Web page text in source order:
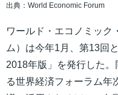
出典：World Economic Forum
ワールド・エコノミック
ム）は今年1月、第13回
2018年版」を発行した
る世界経済フォーラム年